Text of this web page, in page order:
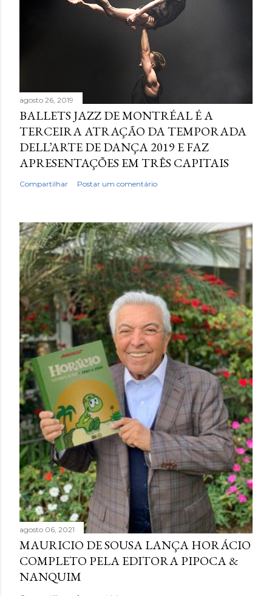
agosto 26, 2019
BALLETS JAZZ DE MONTRÉAL É A
TERCEIRA ATRAÇÃO DA TEMPORADA
DELL’ARTE DE DANÇA 2019 E FAZ
APRESENTAÇÕES EM TRÊS CAPITAIS
Compartilhar Postar um comentário
agosto 06, 2021
MAURICIO DE SOUSA LANÇA HORÁCIO
COMPLETO PELA EDITORA PIPOCA &
NANQUIM